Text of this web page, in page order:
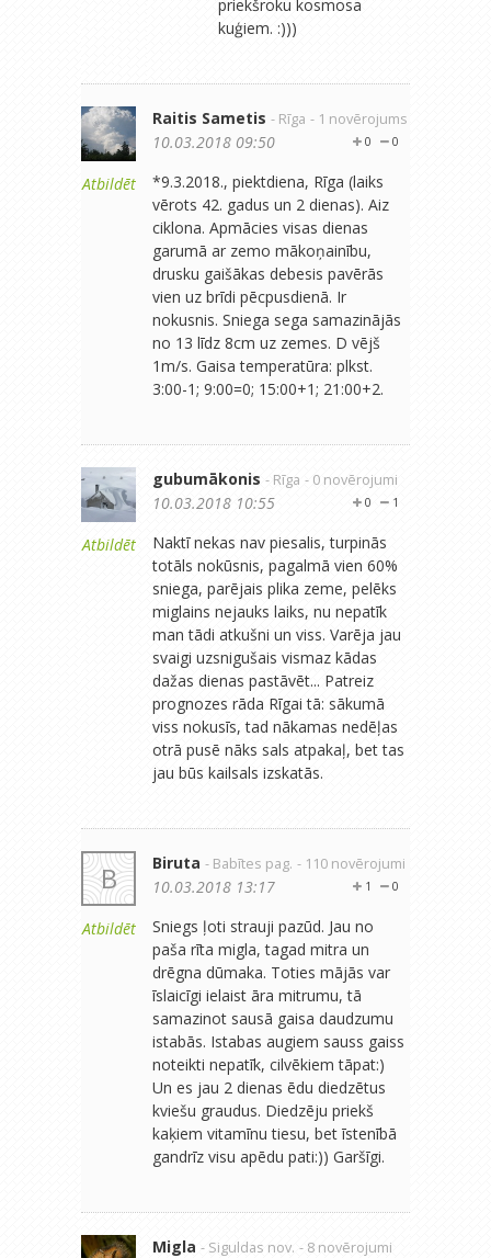
priekšroku kosmosa
kuģiem. :)))
Atbildēt
Raitis Sametis - Rīga - 1 novērojums
0
0
10.03.2018 09:50
*9.3.2018., piektdiena, Rīga (laiks
vērots 42. gadus un 2 dienas). Aiz
ciklona. Apmācies visas dienas
garumā ar zemo mākoņainību,
drusku gaišākas debesis pavērās
vien uz brīdi pēcpusdienā. Ir
nokusnis. Sniega sega samazinājās
no 13 līdz 8cm uz zemes. D vējš
1m/s. Gaisa temperatūra: plkst.
3:00-1; 9:00=0; 15:00+1; 21:00+2.
Atbildēt
gubumākonis - Rīga - 0 novērojumi
1
0
10.03.2018 10:55
Naktī nekas nav piesalis, turpinās
totāls nokūsnis, pagalmā vien 60%
sniega, parējais plika zeme, pelēks
miglains nejauks laiks, nu nepatīk
man tādi atkušni un viss. Varēja jau
svaigi uzsnigušais vismaz kādas
dažas dienas pastāvēt... Patreiz
prognozes rāda Rīgai tā: sākumā
viss nokusīs, tad nākamas nedēļas
otrā pusē nāks sals atpakaļ, bet tas
jau būs kailsals izskatās.
B
Atbildēt
Biruta - Babītes pag. - 110 novērojumi
0
1
10.03.2018 13:17
Sniegs ļoti strauji pazūd. Jau no
paša rīta migla, tagad mitra un
drēgna dūmaka. Toties mājās var
īslaicīgi ielaist āra mitrumu, tā
samazinot sausā gaisa daudzumu
istabās. Istabas augiem sauss gaiss
noteikti nepatīk, cilvēkiem tāpat:)
Un es jau 2 dienas ēdu diedzētus
kviešu graudus. Diedzēju priekš
kaķiem vitamīnu tiesu, bet īstenībā
gandrīz visu apēdu pati:)) Garšīgi.
Migla - Siguldas nov. - 8 novērojumi